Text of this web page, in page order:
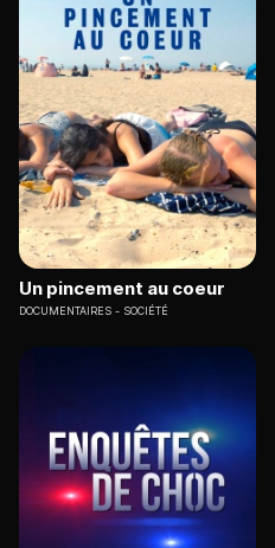
Un pincement au coeur
DOCUMENTAIRES SOCIÉTÉ